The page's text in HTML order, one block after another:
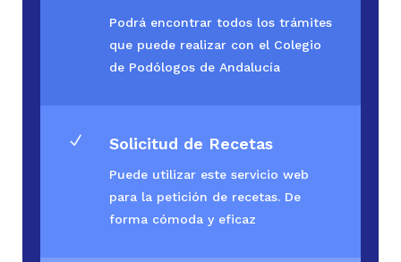
Podrá encontrar todos los trámites
que puede realizar con el Colegio
de Podólogos de Andalucía
N Solicitud de Recetas
Puede utilizar este servicio web
para la petición de recetas. De
forma cómoda y eficaz